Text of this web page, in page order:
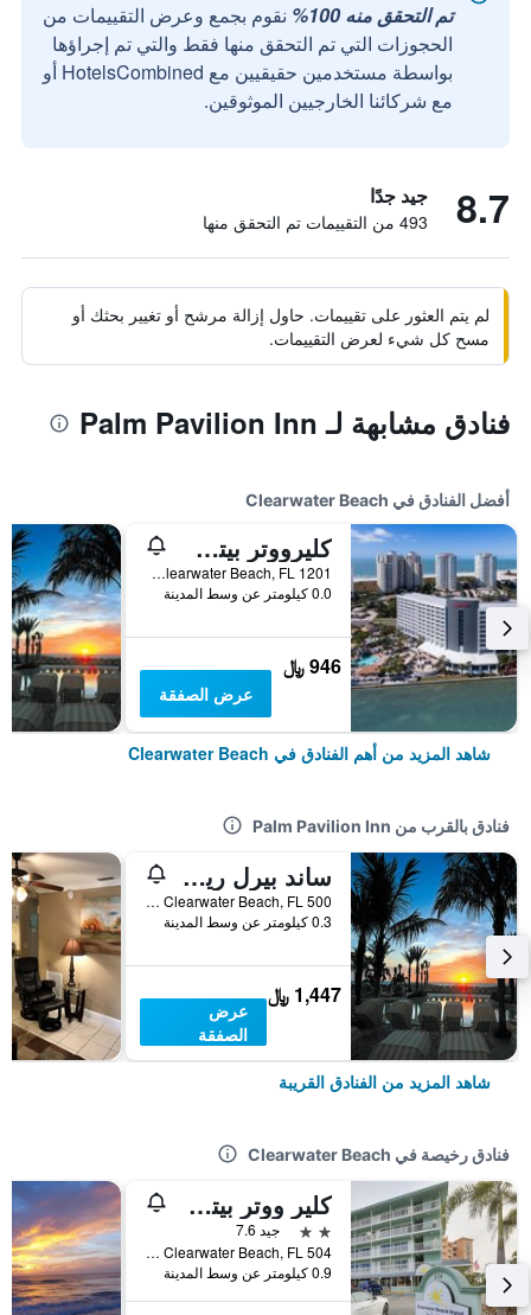
تم التحقق منه 100%
نقوم بجمع وعرض التقييمات من
الحجوزات التي تم التحقق منها فقط والتي تم إجراؤها
بواسطة مستخدمين حقيقيين مع HotelsCombined أو
مع شركائنا الخارجيين الموثوقين.
8.7 جيد جدًا
493 من التقييمات تم التحقق منها
لم يتم العثور على تقييمات. حاول إزالة مرشح أو تغيير بحثك أو
مسح كل شيء لعرض التقييمات.
فنادق مشابهة لـ Palm Pavilion Inn
أفضل الفنادق في Clearwater Beach
كليرووتر بيتش ماريوت ريزورت أون ساند كي
1201 Gulf Boulevard, Clearwater Beach, FL, الولايات المتحدة الأميريكية
0.0 كيلومتر عن وسط المدينة
946 ﷼
عرض الصفقة
شاهد المزيد من أهم الفنادق في Clearwater Beach
فنادق بالقرب من Palm Pavilion Inn
ساند بيرل ريزورت
500 Mandalay Avenue, Clearwater Beach, FL, الولايات المتحدة الأميريكية
0.3 كيلومتر عن وسط المدينة
1,447 ﷼
عرض
الصفقة
شاهد المزيد من الفنادق القريبة
فنادق رخيصة في Clearwater Beach
كلير ووتر بيتش هوتل
2 نجمتين
جيد 7.6
504 South Gulfview Boulevard, Clearwater Beach, FL, الولايات المتحدة الأميريكية
0.9 كيلومتر عن وسط المدينة